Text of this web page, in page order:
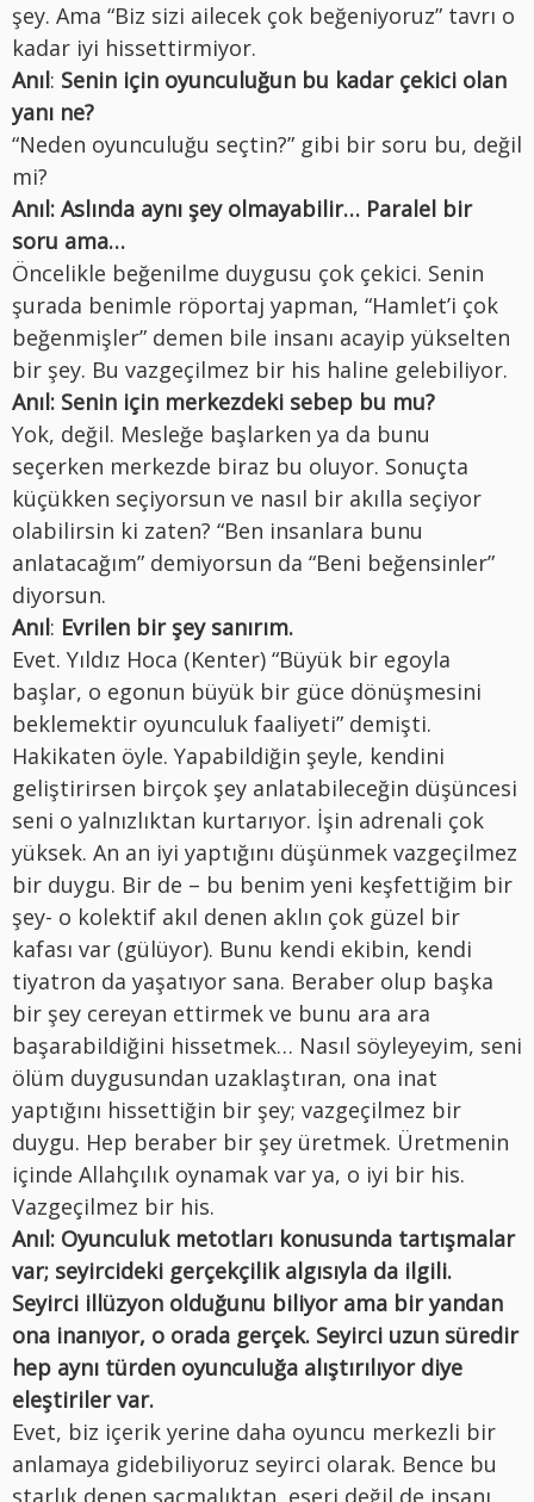
şey. Ama “Biz sizi ailecek çok beğeniyoruz” tavrı o
kadar iyi hissettirmiyor.
Anıl: Senin için oyunculuğun bu kadar çekici olan
yanı ne?
“Neden oyunculuğu seçtin?” gibi bir soru bu, değil
mi?
Anıl: Aslında aynı şey olmayabilir… Paralel bir
soru ama…
Öncelikle beğenilme duygusu çok çekici. Senin
şurada benimle röportaj yapman, “Hamlet’i çok
beğenmişler” demen bile insanı acayip yükselten
bir şey. Bu vazgeçilmez bir his haline gelebiliyor.
Anıl: Senin için merkezdeki sebep bu mu?
Yok, değil. Mesleğe başlarken ya da bunu
seçerken merkezde biraz bu oluyor. Sonuçta
küçükken seçiyorsun ve nasıl bir akılla seçiyor
olabilirsin ki zaten? “Ben insanlara bunu
anlatacağım” demiyorsun da “Beni beğensinler”
diyorsun.
Anıl: Evrilen bir şey sanırım.
Evet. Yıldız Hoca (Kenter) “Büyük bir egoyla
başlar, o egonun büyük bir güce dönüşmesini
beklemektir oyunculuk faaliyeti” demişti.
Hakikaten öyle. Yapabildiğin şeyle, kendini
geliştirirsen birçok şey anlatabileceğin düşüncesi
seni o yalnızlıktan kurtarıyor. İşin adrenali çok
yüksek. An an iyi yaptığını düşünmek vazgeçilmez
bir duygu. Bir de – bu benim yeni keşfettiğim bir
şey- o kolektif akıl denen aklın çok güzel bir
kafası var (gülüyor). Bunu kendi ekibin, kendi
tiyatron da yaşatıyor sana. Beraber olup başka
bir şey cereyan ettirmek ve bunu ara ara
başarabildiğini hissetmek… Nasıl söyleyeyim, seni
ölüm duygusundan uzaklaştıran, ona inat
yaptığını hissettiğin bir şey; vazgeçilmez bir
duygu. Hep beraber bir şey üretmek. Üretmenin
içinde Allahçılık oynamak var ya, o iyi bir his.
Vazgeçilmez bir his.
Anıl: Oyunculuk metotları konusunda tartışmalar
var; seyircideki gerçekçilik algısıyla da ilgili.
Seyirci illüzyon olduğunu biliyor ama bir yandan
ona inanıyor, o orada gerçek. Seyirci uzun süredir
hep aynı türden oyunculuğa alıştırılıyor diye
eleştiriler var.
Evet, biz içerik yerine daha oyuncu merkezli bir
anlamaya gidebiliyoruz seyirci olarak. Bence bu
starlık denen saçmalıktan, eseri değil de insanı